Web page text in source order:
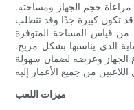
مراعاة حجم الجهاز ومساحته.
تكون كبيرة جدًا وقد تتطلب
قياس المساحة المتوفرة
الذي يناسبها بشكل مريح.
الجهاز وعرضه لضمان سهولة
ميزات اللعب